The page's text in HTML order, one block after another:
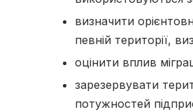
визначити
певній території,
оцінити вплив
зарезервувати
потужностей